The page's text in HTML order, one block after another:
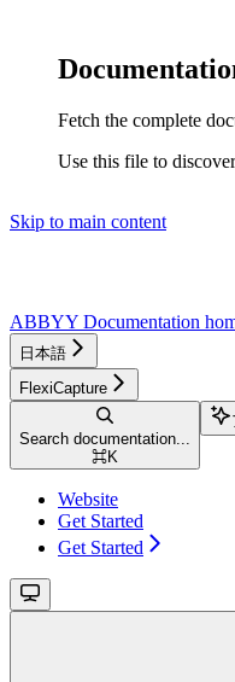
Fetch the complete
Use this file to
Skip to main content
ABBYY Documentation
日本語
FlexiCapture
Search documentation...
⌘K
Website
Get Started
Get Started